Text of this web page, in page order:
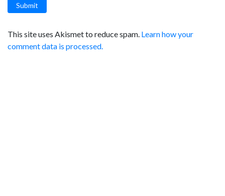
Submit
This site uses Akismet to reduce spam. Learn how your
comment data is processed.